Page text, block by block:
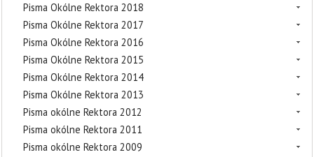
Pisma Okólne Rektora 2018
Pisma Okólne Rektora 2017
Pisma Okólne Rektora 2016
Pisma Okólne Rektora 2015
Pisma Okólne Rektora 2014
Pisma Okólne Rektora 2013
Pisma okólne Rektora 2012
Pisma okólne Rektora 2011
Pisma okólne Rektora 2009